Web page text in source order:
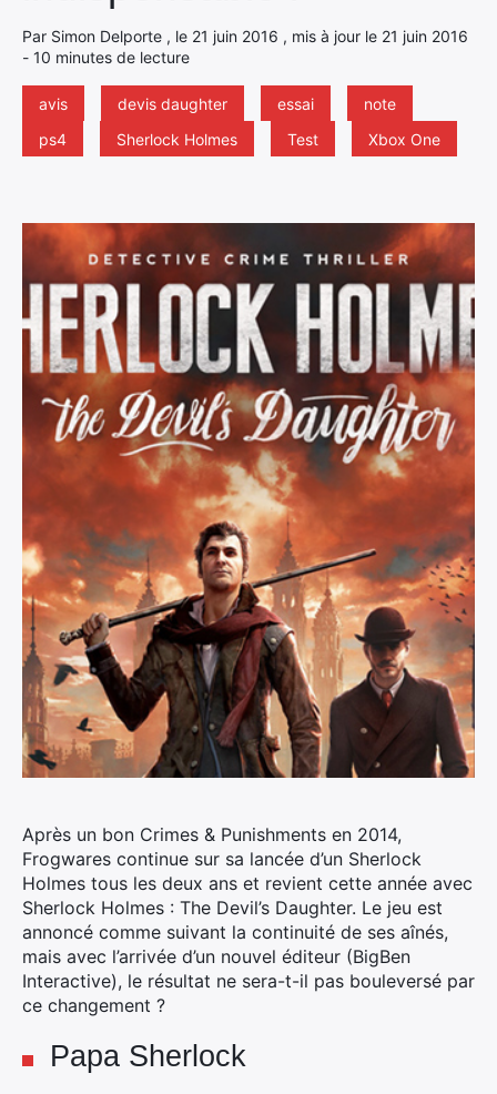
Par Simon Delporte , le 21 juin 2016 , mis à jour le 21 juin 2016
- 10 minutes de lecture
avis devis daughter essai
note
ps4
Sherlock Holmes Test Xbox One
Après un bon Crimes & Punishments en 2014,
Frogwares continue sur sa lancée d’un Sherlock
Holmes tous les deux ans et revient cette année avec
Sherlock Holmes : The Devil’s Daughter. Le jeu est
annoncé comme suivant la continuité de ses aînés,
mais avec l’arrivée d’un nouvel éditeur (BigBen
Interactive), le résultat ne sera-t-il pas bouleversé par
ce changement ?
Papa Sherlock